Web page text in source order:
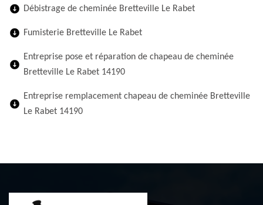
Débistrage de cheminée Bretteville Le Rabet
Fumisterie Bretteville Le Rabet
Entreprise pose et réparation de chapeau de cheminée
Bretteville Le Rabet 14190
Entreprise remplacement chapeau de cheminée Bretteville
Le Rabet 14190